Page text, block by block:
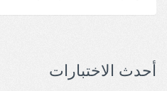
أحدث الاختبارات